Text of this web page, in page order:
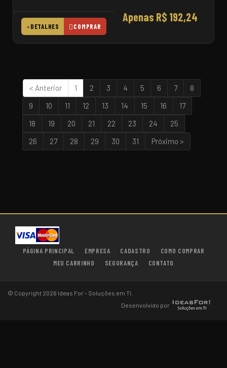
Apenas R$ 192,24
DETALHES COMPRAR
< Anterior 1 2 3 4 5 6 7
8
9
10 11 12 13 14 15 16
17
18
19 20 21 22 23 24
25
26
27 28 29 30 31 Próximo >
PÁGINA PRINCIPAL EMPRESA CADASTRO
COMO COMPRAR
MEU CARRINHO
SEGURANÇA CONTATO
© Copyright 2026 Ideas For - Soluções em TI.
Desenvolvido por